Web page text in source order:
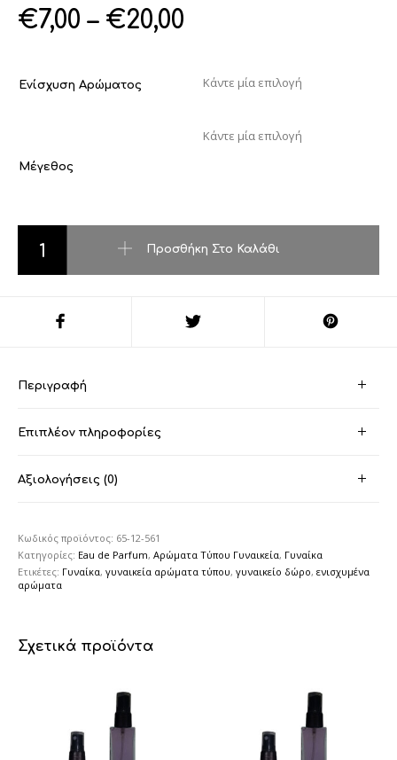
€7,00 – €20,00
Ενίσχυση Αρώματος
Μέγεθος
Προσθήκη Στο Καλάθι
Περιγραφή
Επιπλέον πληροφορίες
Αξιολογήσεις (0)
Κωδικός προϊόντος: 65-12-561
Κατηγορίες: Eau de Parfum,Αρώματα Τύπου Γυναικεία, Γυναίκα
Ετικέτες: Γυναίκα,γυναικεία αρώματα τύπου,γυναικείο δώρο,ενισχυμένα
αρώματα
Σχετικά προϊόντα